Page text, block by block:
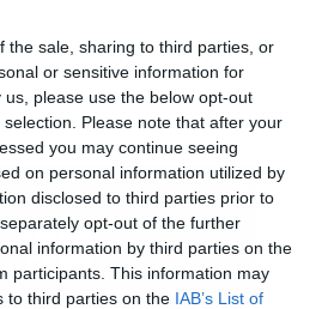
the sale, sharing to third parties, or
or sensitive information for
please use the below opt-out
Please note that after your
you may continue seeing
on personal information utilized by
disclosed to third parties prior to
opt-out of the further
information by third parties on the
participants. This information may
to third parties on the IAB’s List of
σε κατοικίες και